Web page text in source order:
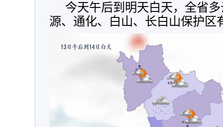
今天午后到明天白天，全省
源、通化、白山、长白山保护区